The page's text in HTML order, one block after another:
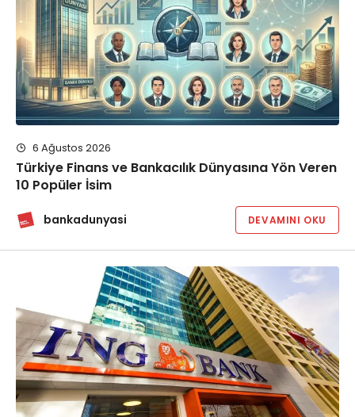
6 Ağustos 2026
Türkiye Finans ve Bankacılık Dünyasına Yön Veren
10 Popüler İsim
bankadunyasi DEVAMINI OKU